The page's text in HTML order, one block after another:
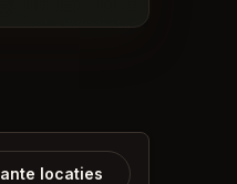
locaties